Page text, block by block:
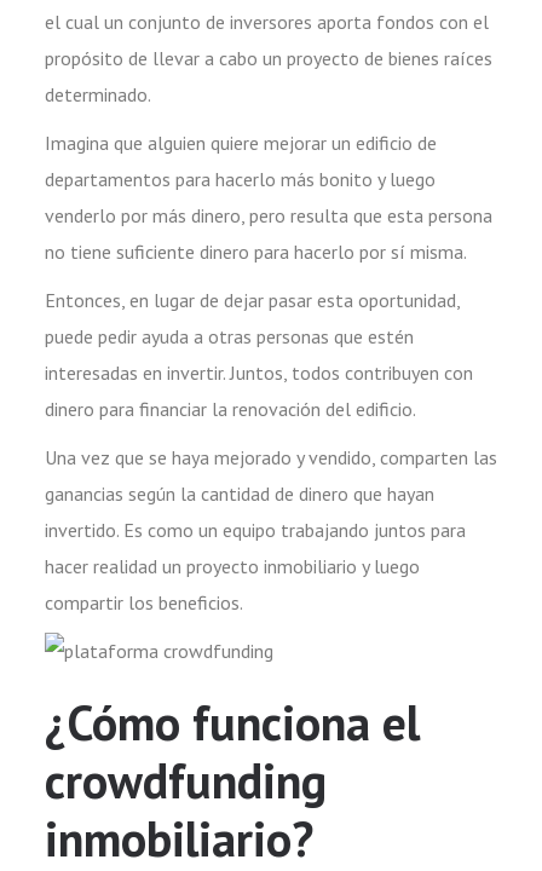
el cual un conjunto de inversores aporta fondos con el
propósito de llevar a cabo un proyecto de bienes raíces
determinado.
Imagina que alguien quiere mejorar un edificio de
departamentos para hacerlo más bonito y luego
venderlo por más dinero, pero resulta que esta persona
no tiene suficiente dinero para hacerlo por sí misma.
Entonces, en lugar de dejar pasar esta oportunidad,
puede pedir ayuda a otras personas que estén
interesadas en invertir. Juntos, todos contribuyen con
dinero para financiar la renovación del edificio.
Una vez que se haya mejorado y vendido, comparten las
ganancias según la cantidad de dinero que hayan
invertido. Es como un equipo trabajando juntos para
hacer realidad un proyecto inmobiliario y luego
compartir los beneficios.
¿Cómo funciona el
crowdfunding
inmobiliario?